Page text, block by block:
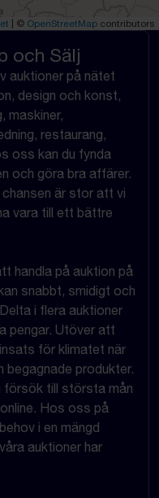
© OpenStreetMap contributors
och Sälj
auktioner på nätet
design och konst,
maskiner,
restaurang,
oss kan du fynda
och göra bra affärer.
är stor att vi
vara till ett bättre
handla på auktion på
snabbt, smidigt och
i flera auktioner
pengar. Utöver att
för klimatet när
begagnade produkter.
försök till största mån
Hos oss på
i en mängd
auktioner har